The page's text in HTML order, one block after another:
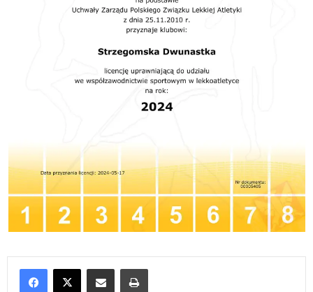
Udostępnij poprzez e-mail Drukuj